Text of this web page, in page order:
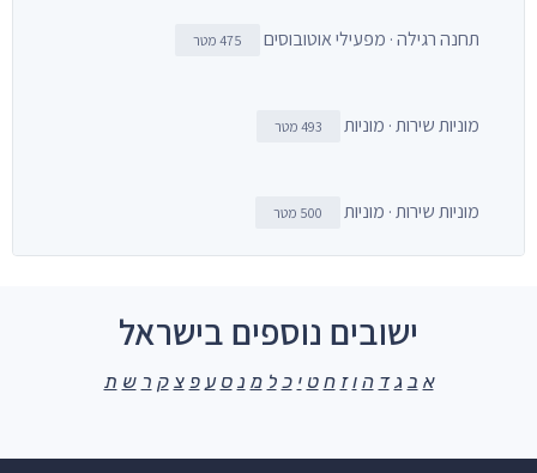
תחנה רגילה · מפעילי אוטובוסים 475 מטר
מוניות שירות · מוניות 493 מטר
מוניות שירות · מוניות 500 מטר
ישובים נוספים בישראל
א ב ג ד ה ו ז ח ט י כ ל מ נ ס ע פ צ ק ר ש ת